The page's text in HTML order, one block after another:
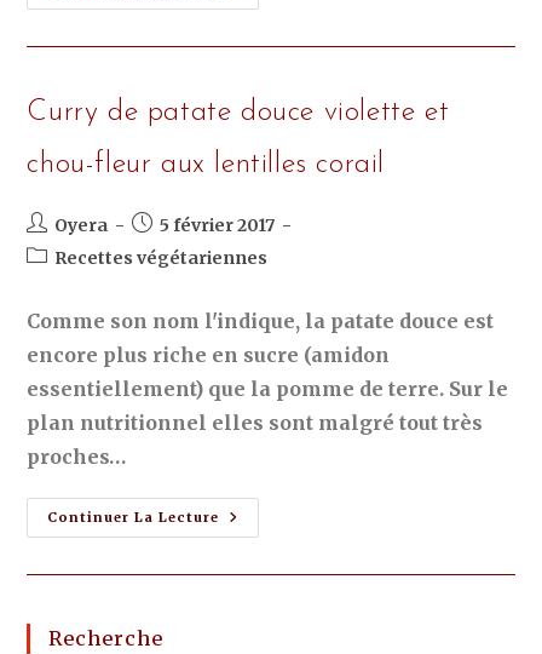
Curry de patate douce violette et
chou-fleur aux lentilles corail
Oyera
5 février 2017
Recettes végétariennes
Comme son nom l'indique, la patate douce est
encore plus riche en sucre (amidon
essentiellement) que la pomme de terre. Sur le
plan nutritionnel elles sont malgré tout très
proches…
Continuer La Lecture
Recherche